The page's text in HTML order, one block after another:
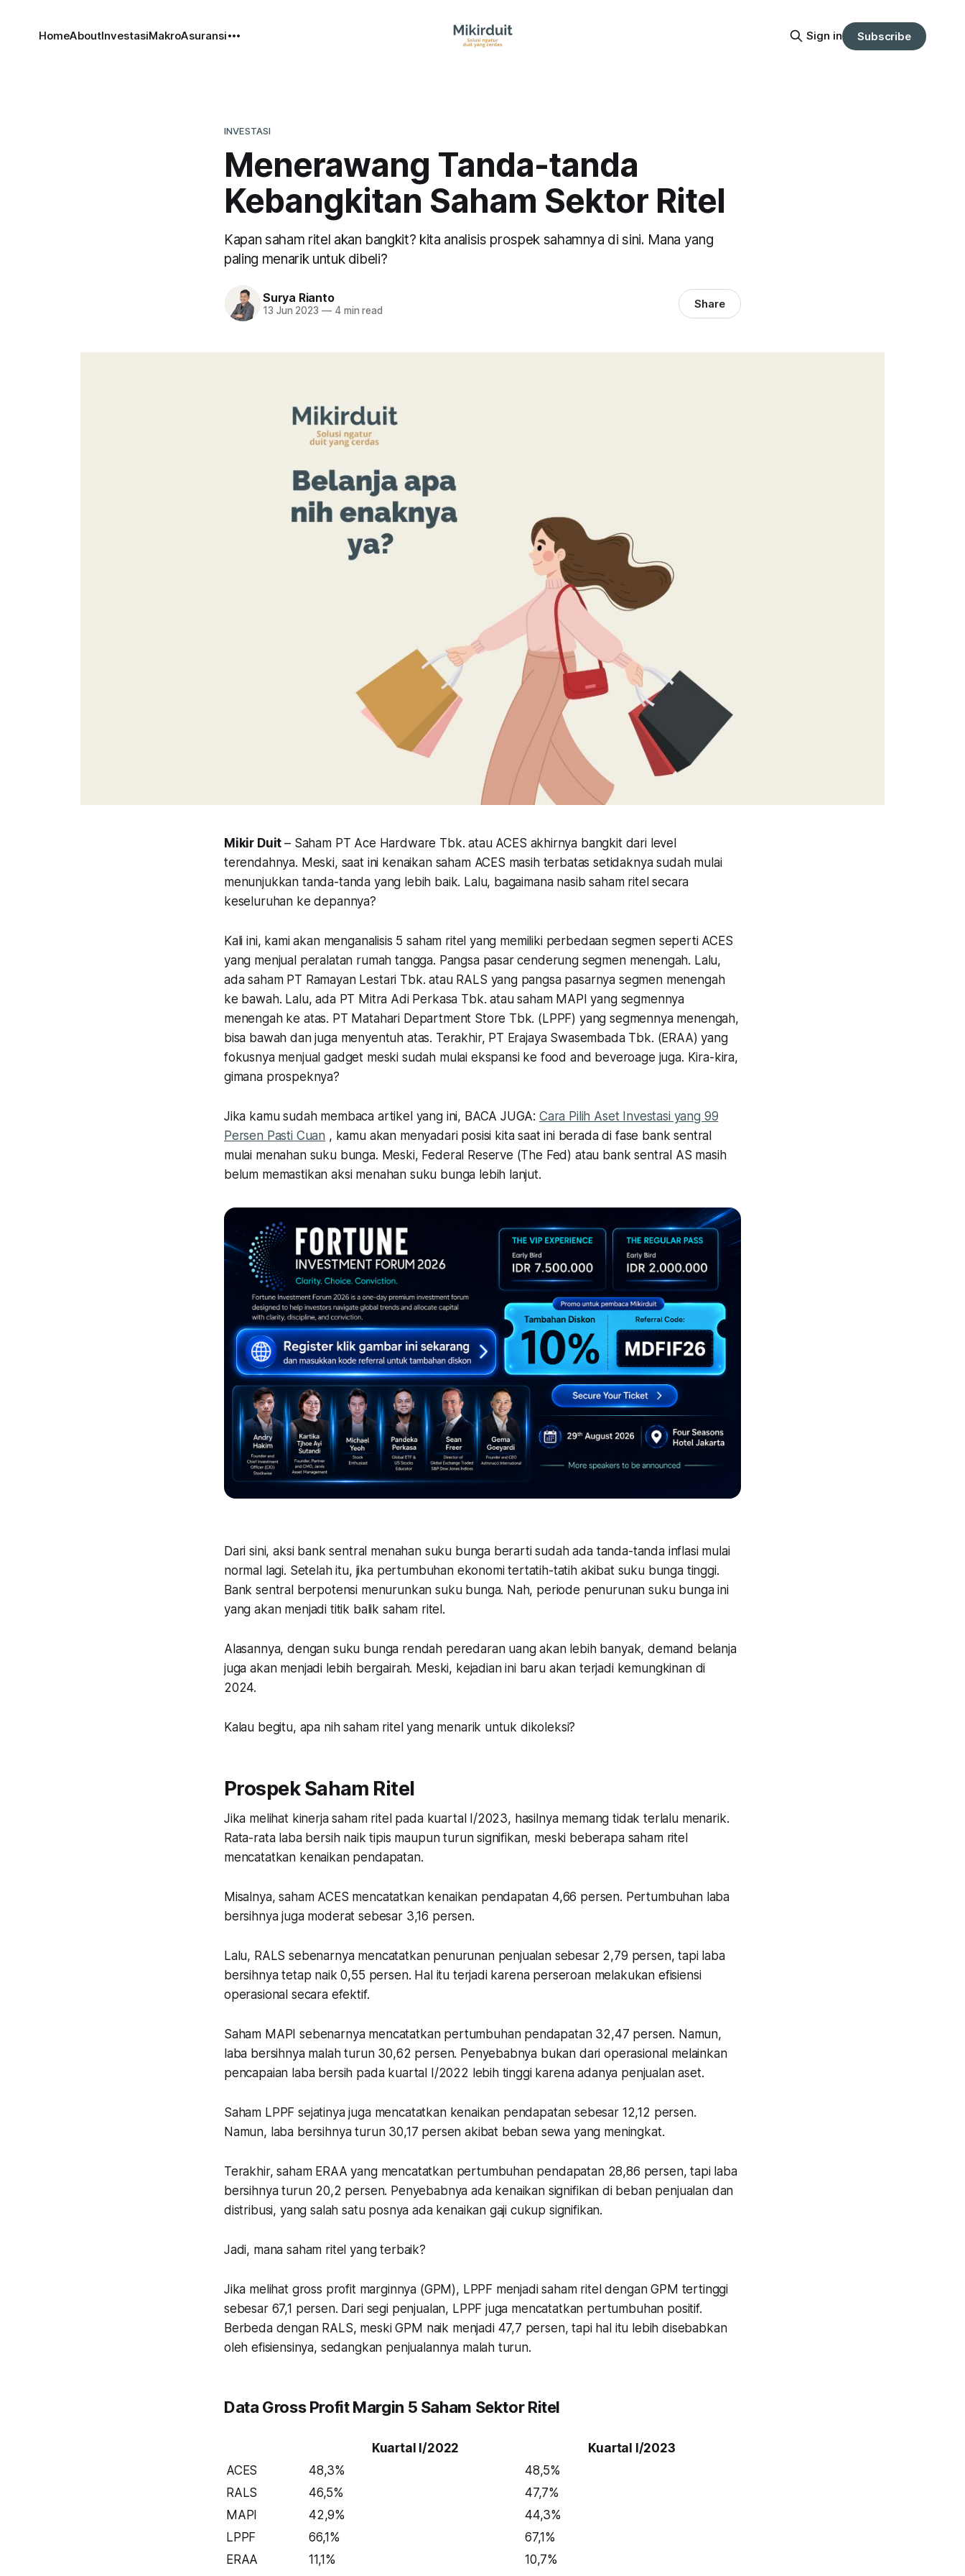
HomeAboutInvestasiMakroAsuransi Sign in Subscribe
INVESTASI
Menerawang Tanda-tanda
Kebangkitan Saham Sektor Ritel
Kapan saham ritel akan bangkit? kita analisis prospek sahamnya di sini. Mana yang
paling menarik untuk dibeli?
Surya Rianto
13 Jun 2023 —4 min read Share
Mikir Duit– Saham PT Ace Hardware Tbk. atau ACES akhirnya bangkit dari level
terendahnya. Meski, saat ini kenaikan saham ACES masih terbatas setidaknya sudah mulai
menunjukkan tanda-tanda yang lebih baik. Lalu, bagaimana nasib saham ritel secara
keseluruhan ke depannya?
Kali ini, kami akan menganalisis 5 saham ritel yang memiliki perbedaan segmen seperti ACES
yang menjual peralatan rumah tangga. Pangsa pasar cenderung segmen menengah. Lalu,
ada saham PT Ramayan Lestari Tbk. atau RALS yang pangsa pasarnya segmen menengah
ke bawah. Lalu, ada PT Mitra Adi Perkasa Tbk. atau saham MAPI yang segmennya
menengah ke atas. PT Matahari Department Store Tbk. (LPPF) yang segmennya menengah,
bisa bawah dan juga menyentuh atas. Terakhir, PT Erajaya Swasembada Tbk. (ERAA) yang
fokusnya menjual gadget meski sudah mulai ekspansi ke food and beveroage juga. Kira-kira,
gimana prospeknya?
Jika kamu sudah membaca artikel yang ini, BACA JUGA: Cara Pilih Aset Investasi yang 99
Persen Pasti Cuan , kamu akan menyadari posisi kita saat ini berada di fase bank sentral
mulai menahan suku bunga. Meski, Federal Reserve (The Fed) atau bank sentral AS masih
belum memastikan aksi menahan suku bunga lebih lanjut.
Dari sini, aksi bank sentral menahan suku bunga berarti sudah ada tanda-tanda inflasi mulai
normal lagi. Setelah itu, jika pertumbuhan ekonomi tertatih-tatih akibat suku bunga tinggi.
Bank sentral berpotensi menurunkan suku bunga. Nah, periode penurunan suku bunga ini
yang akan menjadi titik balik saham ritel.
Alasannya, dengan suku bunga rendah peredaran uang akan lebih banyak,demand belanja
juga akan menjadi lebih bergairah. Meski, kejadian ini baru akan terjadi kemungkinan di
2024.
Kalau begitu, apa nih saham ritel yang menarik untuk dikoleksi?
Prospek Saham Ritel
Jika melihat kinerja saham ritel pada kuartal I/2023, hasilnya memang tidak terlalu menarik.
Rata-rata laba bersih naik tipis maupun turun signifikan, meski beberapa saham ritel
mencatatkan kenaikan pendapatan.
Misalnya, saham ACES mencatatkan kenaikan pendapatan 4,66 persen. Pertumbuhan laba
bersihnya juga moderat sebesar 3,16 persen.
Lalu, RALS sebenarnya mencatatkan penurunan penjualan sebesar 2,79 persen, tapi laba
bersihnya tetap naik 0,55 persen. Hal itu terjadi karena perseroan melakukan efisiensi
operasional secara efektif.
Saham MAPI sebenarnya mencatatkan pertumbuhan pendapatan 32,47 persen. Namun,
laba bersihnya malah turun 30,62 persen. Penyebabnya bukan dari operasional melainkan
pencapaian laba bersih pada kuartal I/2022 lebih tinggi karena adanya penjualan aset.
Saham LPPF sejatinya juga mencatatkan kenaikan pendapatan sebesar 12,12 persen.
Namun, laba bersihnya turun 30,17 persen akibat beban sewa yang meningkat.
Terakhir, saham ERAA yang mencatatkan pertumbuhan pendapatan 28,86 persen, tapi laba
bersihnya turun 20,2 persen. Penyebabnya ada kenaikan signifikan di beban penjualan dan
distribusi, yang salah satu posnya ada kenaikan gaji cukup signifikan.
Jadi, mana saham ritel yang terbaik?
Jika melihat gross profit marginnya (GPM), LPPF menjadi saham ritel dengan GPM tertinggi
sebesar 67,1 persen. Dari segi penjualan, LPPF juga mencatatkan pertumbuhan positif.
Berbeda dengan RALS, meski GPM naik menjadi 47,7 persen, tapi hal itu lebih disebabkan
oleh efisiensinya, sedangkan penjualannya malah turun.
Data Gross Profit Margin 5 Saham Sektor Ritel
Kuartal I/2022
Kuartal I/2023
ACES
48,3%
48,5%
RALS
46,5%
47,7%
MAPI
42,9%
44,3%
LPPF
66,1%
67,1%
ERAA
11,1% 10,7%